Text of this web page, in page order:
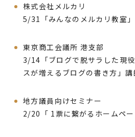
株式会社メルカリ
5/31「みんなのメルカリ教室
東京商工会議所 港支部
3/14「ブログで脱サラした現
スが増えるブログの書き方」講
地方議員向けセミナー
2/20「 1票に繋がるホームペ